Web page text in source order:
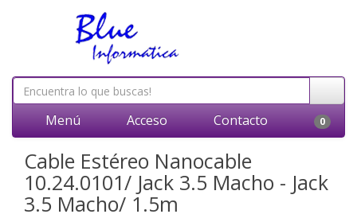
Menú Acceso Contacto 0
Cable Estéreo Nanocable
10.24.0101/ Jack 3.5 Macho - Jack
3.5 Macho/ 1.5m